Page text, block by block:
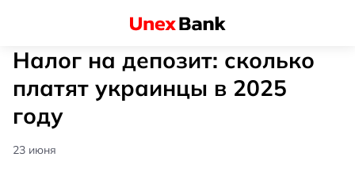
Налог на депозит: сколько
платят украинцы в 2025
году
23 июня